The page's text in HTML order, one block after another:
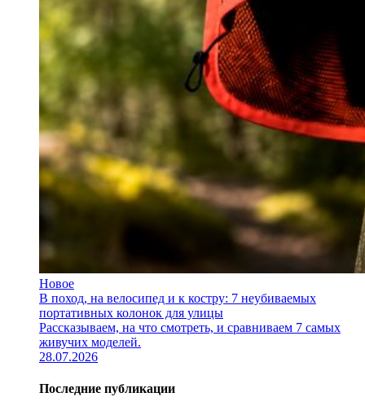
Новое
В поход, на велосипед и к костру: 7 неубиваемых
портативных колонок для улицы
Рассказываем, на что смотреть, и сравниваем 7 самых
живучих моделей.
28.07.2026
Последние публикации